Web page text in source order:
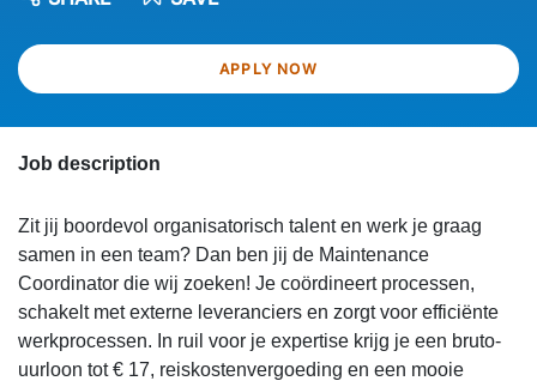
APPLY NOW
Job description
Zit jij boordevol organisatorisch talent en werk je graag
samen in een team? Dan ben jij de Maintenance
Coordinator die wij zoeken! Je coördineert processen,
schakelt met externe leveranciers en zorgt voor efficiënte
werkprocessen. In ruil voor je expertise krijg je een bruto-
uurloon tot € 17, reiskostenvergoeding en een mooie